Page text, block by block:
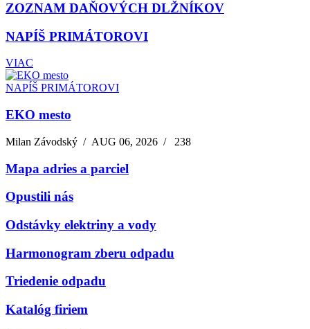
ZOZNAM DAŇOVÝCH DLŽNÍKOV
NAPÍŠ PRIMÁTOROVI
VIAC
NAPÍŠ PRIMÁTOROVI
EKO mesto
Milan Závodský /AUG 06, 2026 / 238
Mapa adries a parciel
Opustili nás
Odstávky elektriny a vody
Harmonogram zberu odpadu
Triedenie odpadu
Katalóg firiem